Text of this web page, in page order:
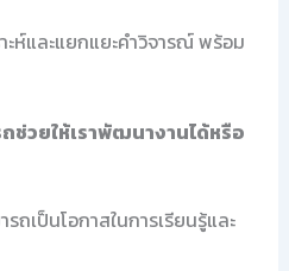
ห์และแยกแยะคำวิจารณ์ พร้อม
ช่วยให้เราพัฒนางานได้หรือ
ถเป็นโอกาสในการเรียนรู้และ